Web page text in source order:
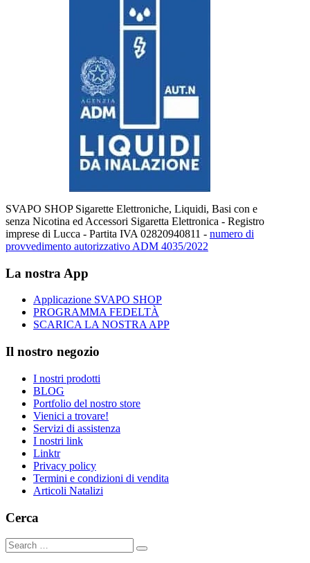
SVAPO SHOP Sigarette Elettroniche, Liquidi, Basi con e
senza Nicotina ed Accessori Sigaretta Elettronica - Registro
imprese di Lucca - Partita IVA 02820940811 - numero di
provvedimento autorizzativo ADM 4035/2022
La nostra App
Applicazione SVAPO SHOP
PROGRAMMA FEDELTÀ
SCARICA LA NOSTRA APP
Il nostro negozio
I nostri prodotti
BLOG
Portfolio del nostro store
Vienici a trovare!
Servizi di assistenza
I nostri link
Linktr
Privacy policy
Termini e condizioni di vendita
Articoli Natalizi
Cerca